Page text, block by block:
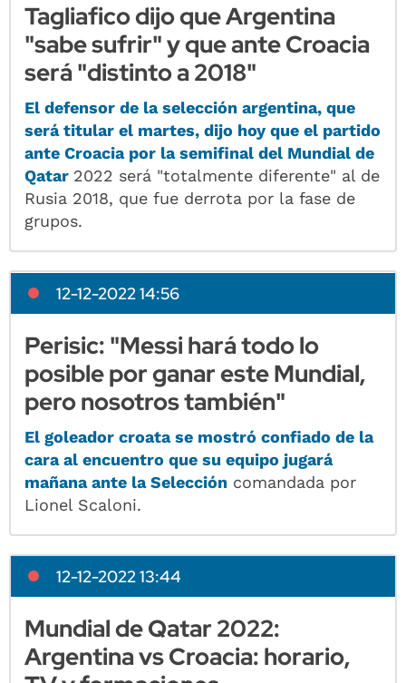
Tagliafico dijo que Argentina
"sabe sufrir" y que ante Croacia
será "distinto a 2018"
El defensor de la selección argentina, que
será titular el martes, dijo hoy que el partido
ante Croacia por la semifinal del Mundial de
Qatar 2022 será "totalmente diferente" al de
Rusia 2018, que fue derrota por la fase de
grupos.
12-12-2022 14:56
Perisic: "Messi hará todo lo
posible por ganar este Mundial,
pero nosotros también"
El goleador croata se mostró confiado de la
cara al encuentro que su equipo jugará
mañana ante la Selección comandada por
Lionel Scaloni.
12-12-2022 13:44
Mundial de Qatar 2022:
Argentina vs Croacia: horario,